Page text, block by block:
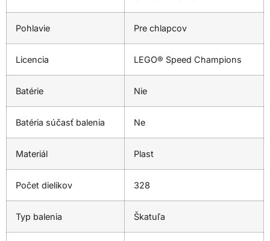
Pohlavie Pre chlapcov
Licencia LEGO® Speed Champions
Batérie Nie
Batéria súčasť balenia Ne
Materiál Plast
Počet dielikov 328
Typ balenia Škatuľa